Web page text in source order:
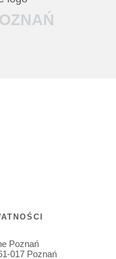
Poznań
017 Poznań